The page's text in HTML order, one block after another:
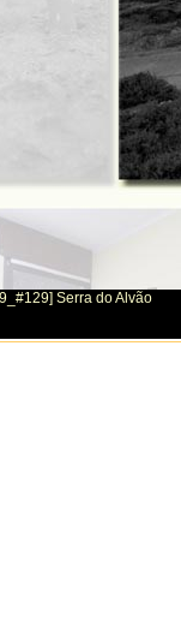
Serra do Alvão